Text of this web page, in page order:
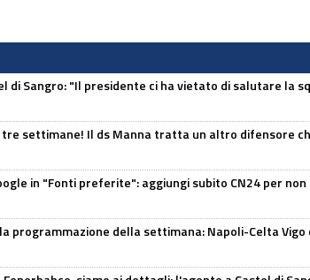
di Sangro: "Il presidente ci ha vietato di salutare la
settimane! Il ds Manna tratta un altro difensore
in "Fonti preferite": aggiungi subito CN24 per
programmazione della settimana: Napoli-Celta Vigo